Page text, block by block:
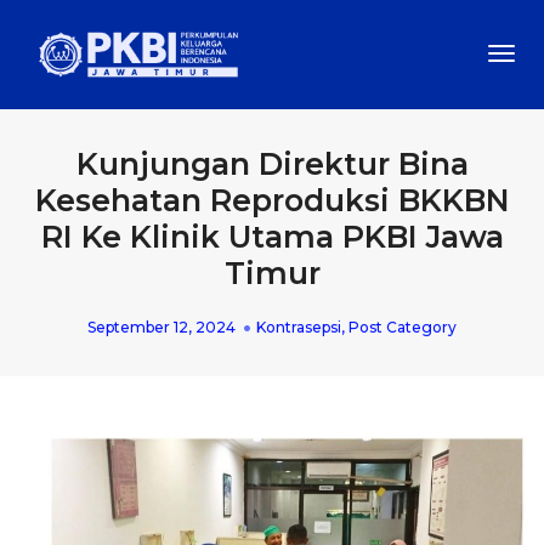
Kunjungan Direktur Bina
Kesehatan Reproduksi BKKBN
RI Ke Klinik Utama PKBI Jawa
Timur
September 12, 2024 Kontrasepsi, Post Category